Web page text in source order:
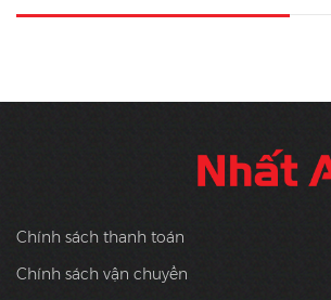
Chính sách thanh toán
Chính sách vận chuyển